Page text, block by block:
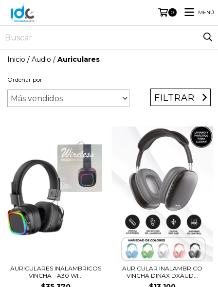
0 MENÚ
Inicio / Audio / Auriculares
Ordenar por
FILTRAR
AURICULARES INALAMBRICOS
VINCHA - A30 WI...
AURICULAR INALAMBRICO
VINCHA DINAX DXAUD...